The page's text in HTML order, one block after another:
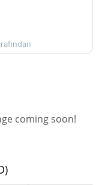
97.08%
coming soon!